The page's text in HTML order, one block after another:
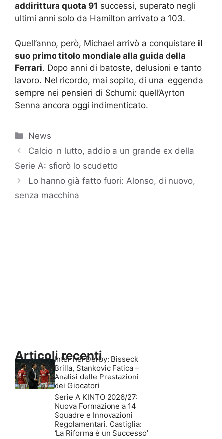
addirittura quota 91 successi, superato negli
ultimi anni solo da Hamilton arrivato a 103.
Quell’anno, però, Michael arrivò a conquistare il
suo primo titolo mondiale alla guida della
Ferrari. Dopo anni di batoste, delusioni e tanto
lavoro. Nel ricordo, mai sopito, di una leggenda
sempre nei pensieri di Schumi: quell’Ayrton
Senna ancora oggi indimenticato.
Categorie
News
Calcio in lutto, addio a un grande ex della
Serie A: sfiorò lo scudetto
Lo hanno già fatto fuori: Alonso, di nuovo,
senza macchina
Articoli recenti
Inter nel Derby: Bisseck
Brilla, Stankovic Fatica –
Analisi delle Prestazioni
dei Giocatori
Serie A KINTO 2026/27:
Nuova Formazione a 14
Squadre e Innovazioni
Regolamentari. Castiglia:
‘La Riforma è un Successo’